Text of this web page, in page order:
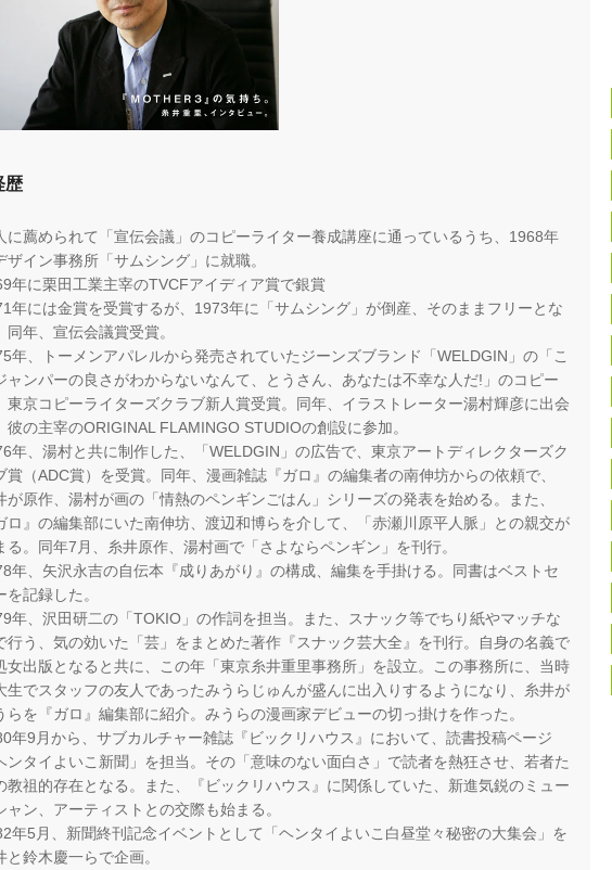
歴
に薦められて「宣伝会議」のコピーライター養成講座に通っているうち、1968年
ザイン事務所「サムシング」に就職。
年に栗田工業主宰のTVCFアイディア賞で銀賞
年には金賞を受賞するが、1973年に「サムシング」が倒産、そのままフリーとな
同年、宣伝会議賞受賞。
年、トーメンアパレルから発売されていたジーンズブランド「WELDGIN」の「こ
ャンパーの良さがわからないなんて、とうさん、あなたは不幸な人だ!」のコピー
東京コピーライターズクラブ新人賞受賞。同年、イラストレーター湯村輝彦に出会
彼の主宰のORIGINAL FLAMINGO STUDIOの創設に参加。
年、湯村と共に制作した、「WELDGIN」の広告で、東京アートディレクターズク
賞（ADC賞）を受賞。同年、漫画雑誌『ガロ』の編集者の南伸坊からの依頼で、
が原作、湯村が画の「情熱のペンギンごはん」シリーズの発表を始める。また、
ロ』の編集部にいた南伸坊、渡辺和博らを介して、「赤瀬川原平人脈」との親交が
る。同年7月、糸井原作、湯村画で「さよならペンギン」を刊行。
年、矢沢永吉の自伝本『成りあがり』の構成、編集を手掛ける。同書はベストセ
を記録した。
年、沢田研二の「TOKIO」の作詞を担当。また、スナック等でちり紙やマッチな
行う、気の効いた「芸」をまとめた著作『スナック芸大全』を刊行。自身の名義で
女出版となると共に、この年「東京糸井重里事務所」を設立。この事務所に、当時
生でスタッフの友人であったみうらじゅんが盛んに出入りするようになり、糸井が
らを『ガロ』編集部に紹介。みうらの漫画家デビューの切っ掛けを作った。
年9月から、サブカルチャー雑誌『ビックリハウス』において、読書投稿ページ
ンタイよいこ新聞」を担当。その「意味のない面白さ」で読者を熱狂させ、若者た
教祖的存在となる。また、『ビックリハウス』に関係していた、新進気鋭のミュー
ャン、アーティストとの交際も始まる。
年5月、新聞終刊記念イベントとして「ヘンタイよいこ白昼堂々秘密の大集会」を
と鈴木慶一らで企画。